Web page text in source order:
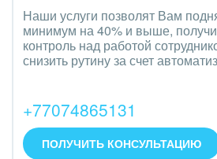
Наши услуги позволят Вам
минимум на 40% и выше,
контроль над работой
снизить рутину за счет
+77074865131
ПОЛУЧИТЬ КОНСУЛЬТАЦИЮ